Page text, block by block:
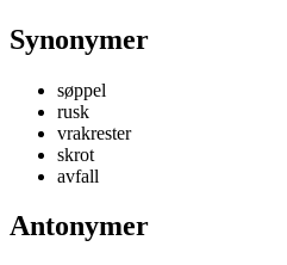
Synonymer
søppel
rusk
vrakrester
skrot
avfall
Antonymer